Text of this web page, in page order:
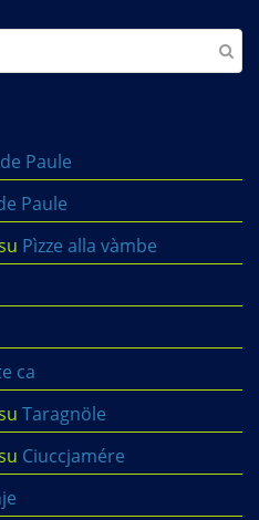
Paule
Paule
Pìzze alla vàmbe
ca
Taragnöle
Ciuccjamére